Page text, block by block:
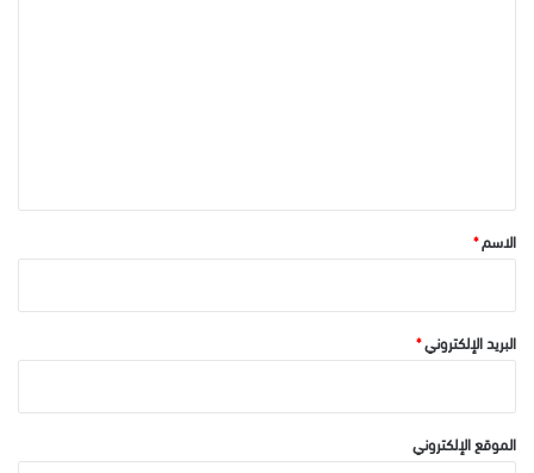
*الاسم*
البريد الإلكتروني*
الموقع الإلكتروني